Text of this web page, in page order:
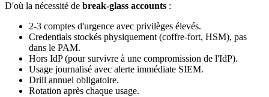
D'où la nécessité de break-glass accounts :
2-3 comptes d'urgence avec privilèges élevés.
Credentials stockés physiquement (coffre-fort, HSM), pas
dans le PAM.
Hors IdP (pour survivre à une compromission de l'IdP).
Usage journalisé avec alerte immédiate SIEM.
Drill annuel obligatoire.
Rotation après chaque usage.